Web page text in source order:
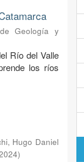
Geología y
Río del Valle
los ríos
Hugo Daniel
)